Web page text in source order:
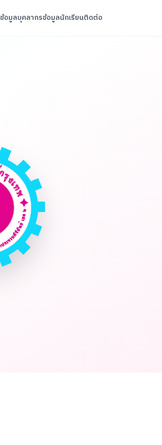
ข้อมูลบุคลากรข้อมูลนักเรียนติดต่อ